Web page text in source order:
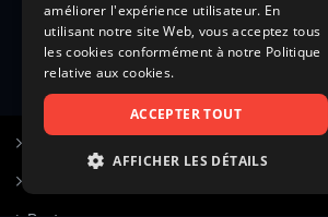
améliorer l'expérience utilisateur. En
utilisant notre site Web, vous acceptez tous
les cookies conformément à notre Politique
relative aux cookies.
ACCEPTER TOUT
AFFICHER LES DÉTAILS